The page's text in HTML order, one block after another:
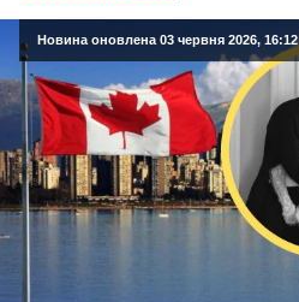
Новина оновлена 03 червня 2026, 16:12